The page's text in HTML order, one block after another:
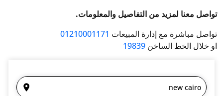
تواصل معنا لمزيد من التفاصيل والمعلومات.
تواصل مباشرة مع إدارة المبيعات 01210001171
او خلال الخط الساخن 19839